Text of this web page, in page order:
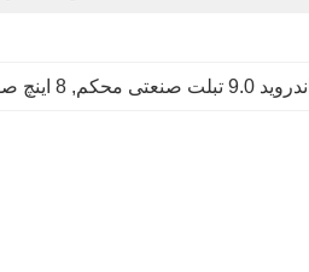
اندروید 9.0 تبلت صنعتی محکم , 8 اینچ صفحه نمایش سخت تبلت